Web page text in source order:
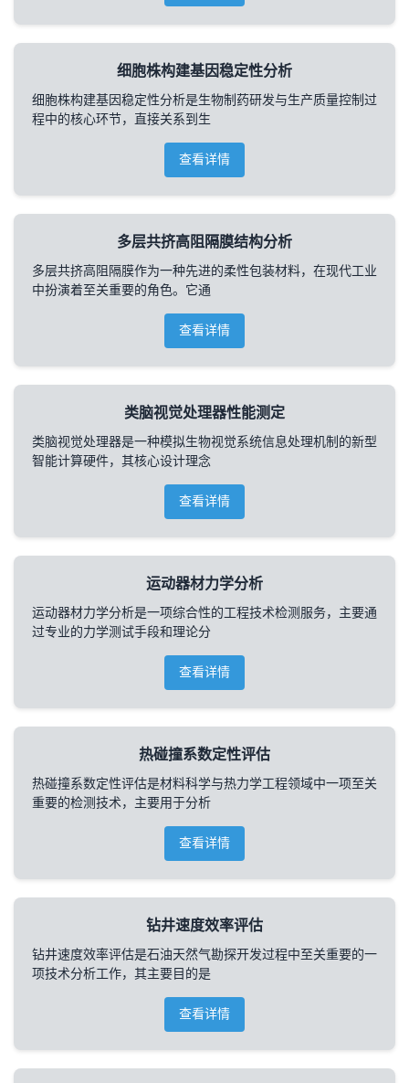
细胞株构建基因稳定性分析
细胞株构建基因稳定性分析是生物制药研发与生产质量控制过
程中的核心环节，直接关系到生
查看详情
多层共挤高阻隔膜结构分析
多层共挤高阻隔膜作为一种先进的柔性包装材料，在现代工业
中扮演着至关重要的角色。它通
查看详情
类脑视觉处理器性能测定
类脑视觉处理器是一种模拟生物视觉系统信息处理机制的新型
智能计算硬件，其核心设计理念
查看详情
运动器材力学分析
运动器材力学分析是一项综合性的工程技术检测服务，主要通
过专业的力学测试手段和理论分
查看详情
热碰撞系数定性评估
热碰撞系数定性评估是材料科学与热力学工程领域中一项至关
重要的检测技术，主要用于分析
查看详情
钻井速度效率评估
钻井速度效率评估是石油天然气勘探开发过程中至关重要的一
项技术分析工作，其主要目的是
查看详情